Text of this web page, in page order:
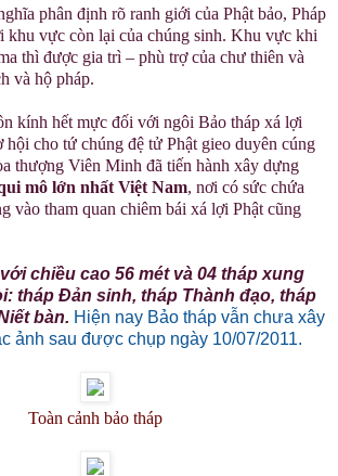
phân định rõ ranh giới của Phật bảo, Pháp
khu vực còn lại của chúng sinh. Khu vực khi
thì được gia trì – phù trợ của chư thiên và
và hộ pháp.
kính hết mực đối với ngôi Bảo tháp xá lợi
hội cho tứ chúng đệ tử Phật gieo duyên cúng
thượng Viên Minh đã tiến hành xây dựng
mô lớn nhất Việt Nam, nơi có sức chứa
vào tham quan chiêm bái xá lợi Phật cũng
chiều cao 56 mét và 04 tháp xung
tháp Đản sinh, tháp Thành đạo, tháp
bàn. Hiện nay Bảo tháp vẫn chưa xây
ảnh sau được chụp ngày 10/07/2011.
Toàn cảnh bảo tháp